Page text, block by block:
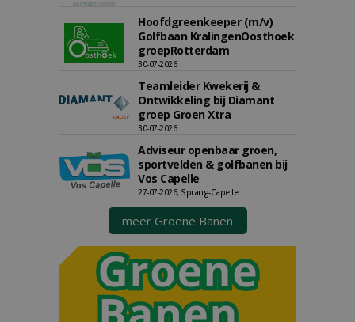
Hoofdgreenkeeper (m/v)
Golfbaan KralingenOosthoek
groepRotterdam
30-07-2026
Teamleider Kwekerij &
Ontwikkeling bij Diamant
groep Groen Xtra
30-07-2026
Adviseur openbaar groen,
sportvelden & golfbanen bij
Vos Capelle
27-07-2026, Sprang-Capelle
meer Groene Banen